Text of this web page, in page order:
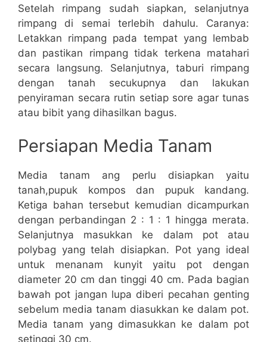
Setelah rimpang sudah siapkan, selanjutnya
rimpang di semai terlebih dahulu. Caranya:
Letakkan rimpang pada tempat yang lembab
dan pastikan rimpang tidak terkena matahari
secara langsung. Selanjutnya, taburi rimpang
dengan tanah secukupnya dan lakukan
penyiraman secara rutin setiap sore agar tunas
atau bibit yang dihasilkan bagus.
Persiapan Media Tanam
Media tanam ang perlu disiapkan yaitu
tanah,pupuk kompos dan pupuk kandang.
Ketiga bahan tersebut kemudian dicampurkan
dengan perbandingan 2 : 1 : 1 hingga merata.
Selanjutnya masukkan ke dalam pot atau
polybag yang telah disiapkan. Pot yang ideal
untuk menanam kunyit yaitu pot dengan
diameter 20 cm dan tinggi 40 cm. Pada bagian
bawah pot jangan lupa diberi pecahan genting
sebelum media tanam diasukkan ke dalam pot.
Media tanam yang dimasukkan ke dalam pot
setinggi 30 cm.